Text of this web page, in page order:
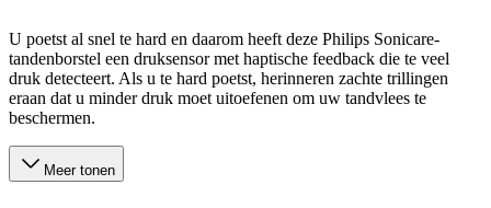
U poetst al snel te hard en daarom heeft deze Philips Sonicare-
tandenborstel een druksensor met haptische feedback die te veel
druk detecteert. Als u te hard poetst, herinneren zachte trillingen
eraan dat u minder druk moet uitoefenen om uw tandvlees te
beschermen.
Meer tonen